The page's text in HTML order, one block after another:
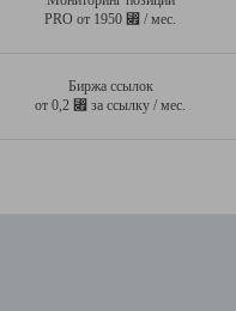
PRO от 1950 ⃏ / мес.
Биржа ссылок
от 0,2 ⃏ за ссылку / мес.